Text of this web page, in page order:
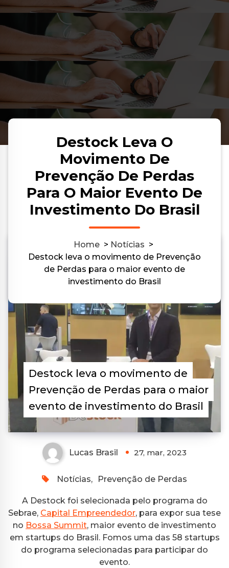
Destock Leva O
Movimento De
Prevenção De Perdas
Para O Maior Evento De
Investimento Do Brasil
Home > Notícias >
Destock leva o movimento de Prevenção
de Perdas para o maior evento de
investimento do Brasil
Destock leva o movimento de
Prevenção de Perdas para o maior
evento de investimento do Brasil
0
Lucas Brasil 27, mar, 2023
Notícias, Prevenção de Perdas
A Destock foi selecionada pelo programa do
Sebrae, Capital Empreendedor, para expor sua tese
no Bossa Summit, maior evento de investimento
em startups do Brasil. Fomos uma das 58 startups
do programa selecionadas para participar do
evento.